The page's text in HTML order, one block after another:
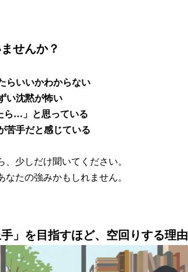
せんか？
らいいかわからない
い沈黙が怖い
ら…」と思っている
苦手だと感じている
少しだけ聞いてください。
なたの強みかもしれません。
手」を目指すほど、空回りする理由